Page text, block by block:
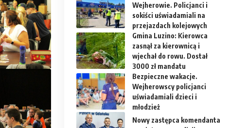
Wejherowie. Policjanci i
sokiści uświadamiali na
przejazdach kolejowych
Gmina Luzino: Kierowca
zasnął za kierownicą i
wjechał do rowu. Dostał
3000 zł mandatu
Bezpieczne wakacje.
Wejherowscy policjanci
uświadamiali dzieci i
młodzież
Nowy zastępca komendanta